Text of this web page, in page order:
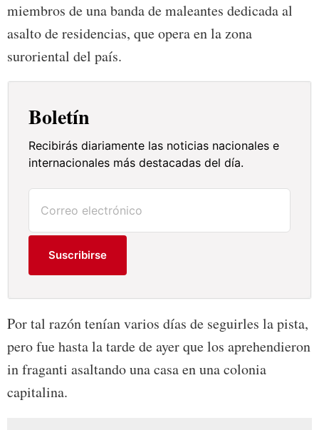
miembros de una banda de maleantes dedicada al
asalto de residencias, que opera en la zona
suroriental del país.
Boletín
Recibirás diariamente las noticias nacionales e
internacionales más destacadas del día.
Suscribirse
Por tal razón tenían varios días de seguirles la pista,
pero fue hasta la tarde de ayer que los aprehendieron
in fraganti asaltando una casa en una colonia
capitalina.